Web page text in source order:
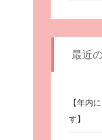
最近
【年内
す】